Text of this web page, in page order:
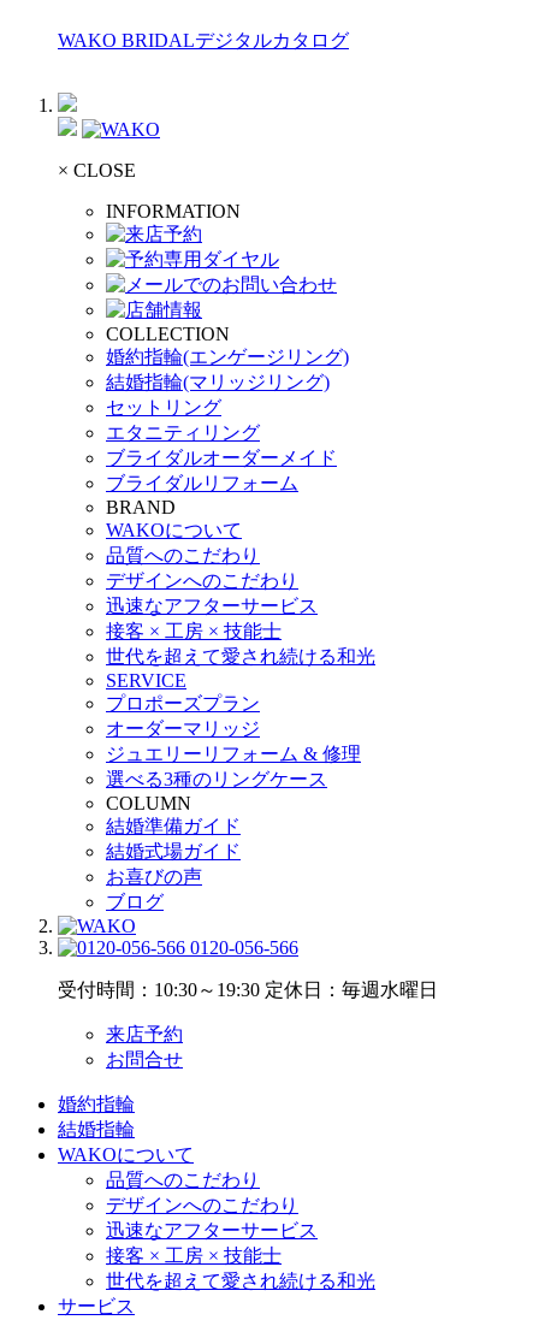
WAKO BRIDALデジタルカタログ
× CLOSE
INFORMATION
COLLECTION
婚約指輪(エンゲージリング)
結婚指輪(マリッジリング)
セットリング
エタニティリング
ブライダルオーダーメイド
ブライダルリフォーム
BRAND
WAKOについて
品質へのこだわり
デザインへのこだわり
迅速なアフターサービス
接客 × 工房 × 技能士
世代を超えて愛され続ける和光
SERVICE
プロポーズプラン
オーダーマリッジ
ジュエリーリフォーム & 修理
選べる3種のリングケース
COLUMN
結婚準備ガイド
結婚式場ガイド
お喜びの声
ブログ
0120-056-566
受付時間：10:30～19:30 定休日：毎週水曜日
来店予約
お問合せ
婚約指輪
結婚指輪
WAKOについて
品質へのこだわり
デザインへのこだわり
迅速なアフターサービス
接客 × 工房 × 技能士
世代を超えて愛され続ける和光
サービス